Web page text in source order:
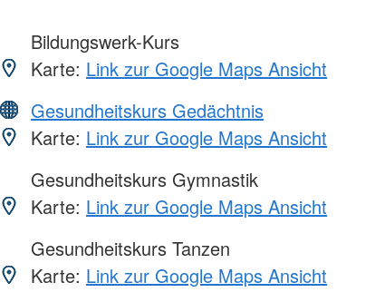
Bildungswerk-Kurs
Karte: Link zur Google Maps Ansicht
Gesundheitskurs Gedächtnis
Karte: Link zur Google Maps Ansicht
Gesundheitskurs Gymnastik
Karte: Link zur Google Maps Ansicht
Gesundheitskurs Tanzen
Karte: Link zur Google Maps Ansicht